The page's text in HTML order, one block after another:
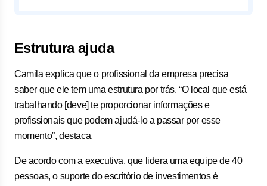
Estrutura ajuda
Camila explica que o profissional da empresa precisa
saber que ele tem uma estrutura por trás. “O local que está
trabalhando [deve] te proporcionar informações e
profissionais que podem ajudá-lo a passar por esse
momento”, destaca.
De acordo com a executiva, que lidera uma equipe de 40
pessoas, o suporte do escritório de investimentos é